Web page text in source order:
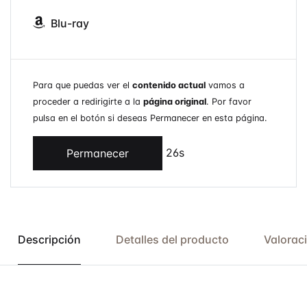
Blu-ray
Para que puedas ver el contenido actual vamos a
proceder a redirigirte a la página original. Por favor
pulsa en el botón si deseas Permanecer en esta página.
Permanecer 26s
Descripción Detalles del producto